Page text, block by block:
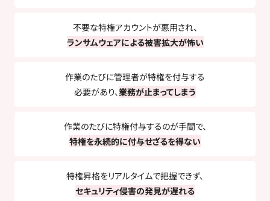
不要な特権アカウントが悪用され、
ランサムウェアによる被害拡大が怖い
作業のたびに管理者が特権を付与する
必要があり、業務が止まってしまう
作業のたびに特権付与するのが手間で、
特権を永続的に付与せざるを得ない
特権昇格をリアルタイムで把握できず、
セキュリティ侵害の発見が遅れる